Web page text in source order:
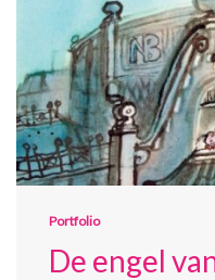
Portfolio
De engel